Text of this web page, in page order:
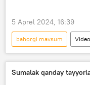
5 Aprel 2024, 16:39
bahorgi mavsum Video
O‘zbekiston
Sumalak qanday